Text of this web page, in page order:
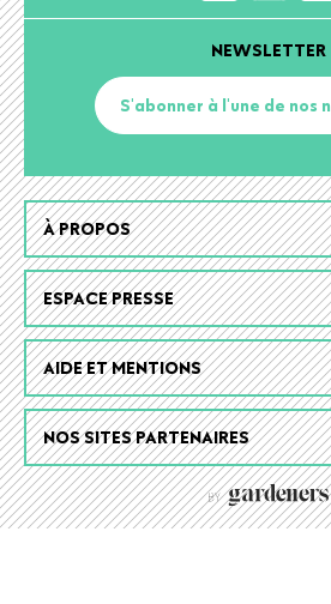
NEWSLETTER
S'abonner à l'une de nos
Footer
menu
À PROPOS
ESPACE PRESSE
AIDE ET MENTIONS
NOS SITES PARTENAIRES